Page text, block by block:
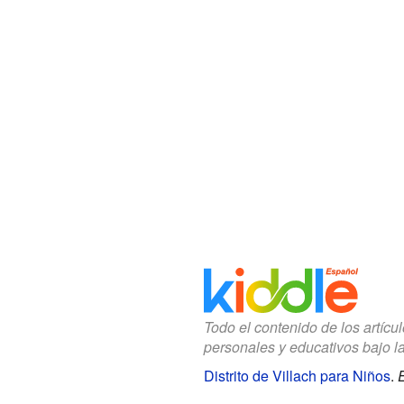
Todo el contenido de los
personales y educativos bajo
Distrito de Villach para Niños.